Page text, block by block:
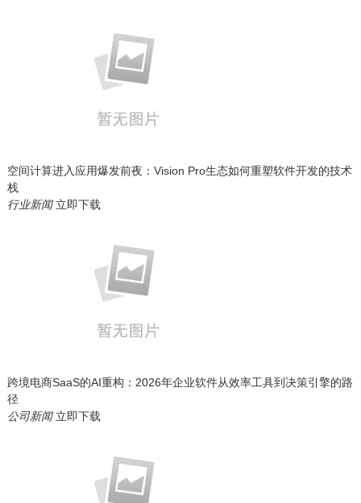
空间计算进入应用爆发前夜：Vision Pro生态如何重塑软件开发的技术
栈
行业新闻 立即下载
跨境电商SaaS的AI重构：2026年企业软件从效率工具到决策引擎的路
径
公司新闻 立即下载